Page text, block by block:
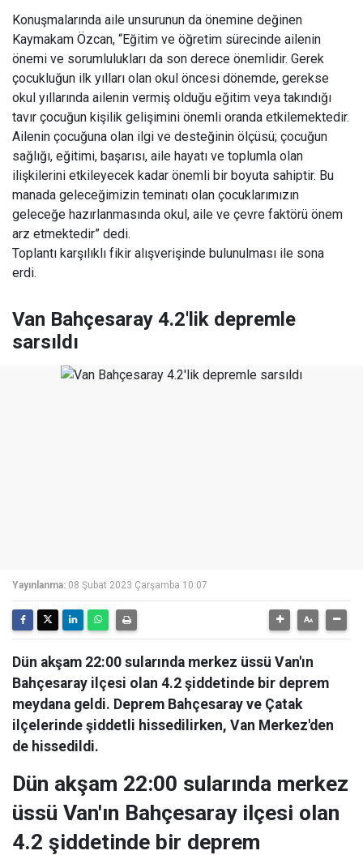
Konuşmalarında aile unsurunun da önemine değinen
Kaymakam Özcan, “Eğitim ve öğretim sürecinde ailenin
önemi ve sorumlulukları da son derece önemlidir. Gerek
çocukluğun ilk yılları olan okul öncesi dönemde, gerekse
okul yıllarında ailenin vermiş olduğu eğitim veya takındığı
tavır çocuğun kişilik gelişimini önemli oranda etkilemektedir.
Ailenin çocuğuna olan ilgi ve desteğinin ölçüsü; çocuğun
sağlığı, eğitimi, başarısı, aile hayatı ve toplumla olan
ilişkilerini etkileyecek kadar önemli bir boyuta sahiptir. Bu
manada geleceğimizin teminatı olan çocuklarımızın
geleceğe hazırlanmasında okul, aile ve çevre faktörü önem
arz etmektedir” dedi.
Toplantı karşılıklı fikir alışverişinde bulunulması ile sona
erdi.
Van Bahçesaray 4.2'lik depremle
sarsıldı
Yayınlanma: 08 Şubat 2023 Çarşamba 10:07
Dün akşam 22:00 sularında merkez üssü Van'ın
Bahçesaray ilçesi olan 4.2 şiddetinde bir deprem
meydana geldi. Deprem Bahçesaray ve Çatak
ilçelerinde şiddetli hissedilirken, Van Merkez'den
de hissedildi.
Dün akşam 22:00 sularında merkez
üssü Van'ın Bahçesaray ilçesi olan
4.2 şiddetinde bir deprem